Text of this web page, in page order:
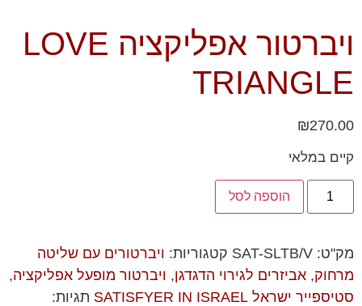
ויברטור אפליקציה LOVE
TRIANGLE
₪270.00
קיים במלאי
הוספה לסל
מק"ט: SAT-SLTB/V קטגוריות: ויברטורים עם שליטה
מרחוק, אביזרים לגירוי הדגדגן, ויברטור מופעל אפליקציה,
סטיספייר ישראל SATISFYER IN ISRAEL
תגיות: